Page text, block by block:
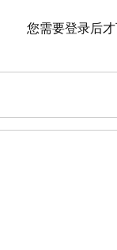
您需要登录后